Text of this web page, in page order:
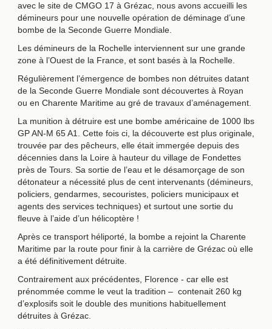
avec le site de CMGO 17 à Grézac, nous avons accueilli les
démineurs pour une nouvelle opération de déminage d’une
bombe de la Seconde Guerre Mondiale.
Les démineurs de la Rochelle interviennent sur une grande
zone à l’Ouest de la France, et sont basés à la Rochelle.
Régulièrement l’émergence de bombes non détruites datant
de la Seconde Guerre Mondiale sont découvertes à Royan
ou en Charente Maritime au gré de travaux d’aménagement.
La munition à détruire est une bombe américaine de 1000 lbs
GP AN-M 65 A1. Cette fois ci, la découverte est plus originale,
trouvée par des pêcheurs, elle était immergée depuis des
décennies dans la Loire à hauteur du village de Fondettes
près de Tours. Sa sortie de l’eau et le désamorçage de son
détonateur a nécessité plus de cent intervenants (démineurs,
policiers, gendarmes, secouristes, policiers municipaux et
agents des services techniques) et surtout une sortie du
fleuve à l’aide d’un hélicoptère !
Après ce transport héliporté, la bombe a rejoint la Charente
Maritime par la route pour finir à la carrière de Grézac où elle
a été définitivement détruite.
Contrairement aux précédentes, Florence - car elle est
prénommée comme le veut la tradition – contenait 260 kg
d’explosifs soit le double des munitions habituellement
détruites à Grézac.